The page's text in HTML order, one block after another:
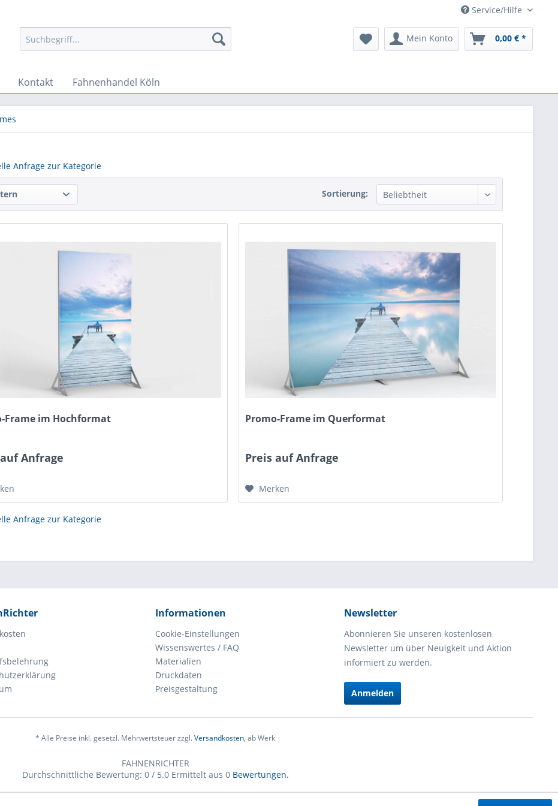
Service/Hilfe
Mein Konto 0,00 € *
Kontakt Fahnenhandel Köln
Anfrage zur Kategorie
Sortierung:
Frame im Hochformat
Anfrage
Promo-Frame im Querformat
Preis auf Anfrage
Merken
Anfrage zur Kategorie
Informationen
Cookie-Einstellungen
Wissenswertes / FAQ
Materialien
Druckdaten
Preisgestaltung
Newsletter
Abonnieren Sie unseren kostenlosen
Newsletter um über Neuigkeit und Aktion
informiert zu werden.
Anmelden
* Alle Preise inkl. gesetzl. Mehrwertsteuer zzgl.Versandkosten, ab Werk
FAHNENRICHTER
Durchschnittliche Bewertung: 0/ 5.0Ermittelt aus 0 Bewertungen.